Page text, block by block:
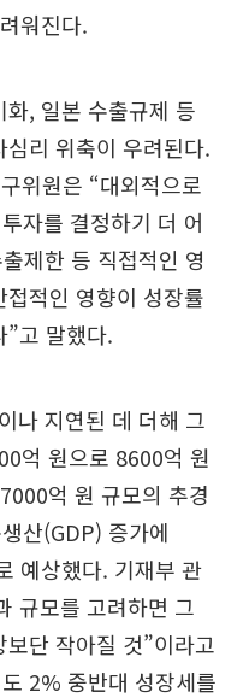
워진다.
화, 일본 수출규제 등
리 위축이 우려된다.
위원은 “대외적으로
자를 결정하기 더 어
제한 등 직접적인 영
적인 영향이 성장률
고 말했다.
나 지연된 데 더해 그
억 원으로 8600억 원
억 원 규모의 추경
산(GDP) 증가에
예상했다. 기재부 관
규모를 고려하면 그
단 작아질 것”이라고
2% 중반대 성장세를